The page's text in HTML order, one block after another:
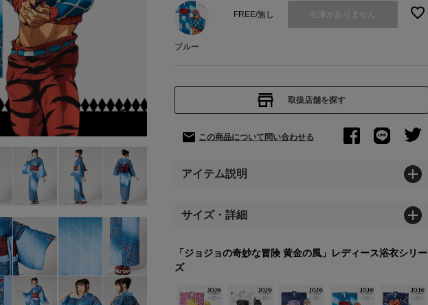
ブルー
FREE/無し 在庫がありません
取扱店舗を探す
この商品について問い合わせる
アイテム説明
サイズ・詳細
「ジョジョの奇妙な冒険 黄金の風」レディース浴衣シリー
ズ